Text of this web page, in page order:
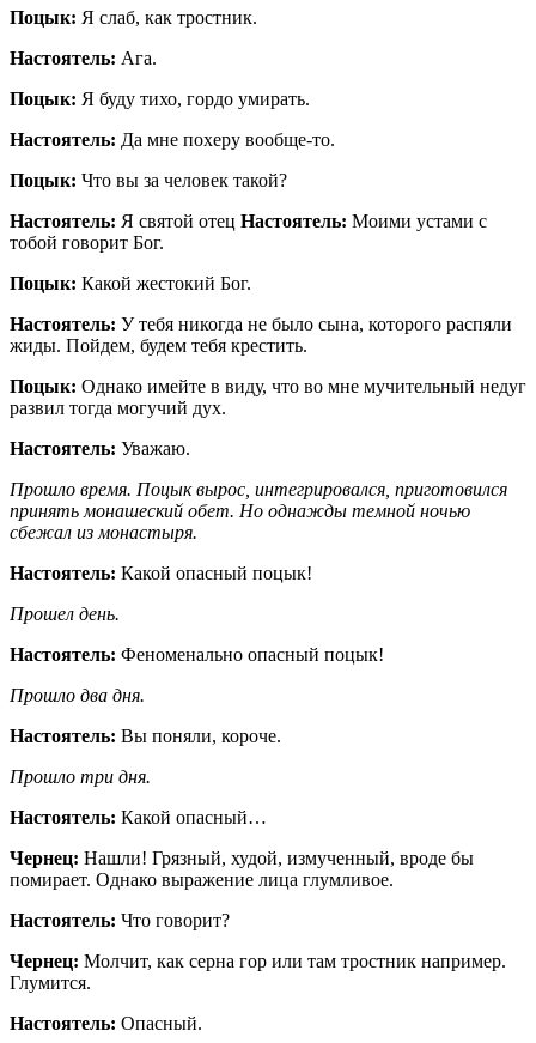
Поцык: Я слаб, как тростник.
Настоятель: Ага.
Поцык: Я буду тихо, гордо умирать.
Настоятель: Да мне похеру вообще-то.
Поцык: Что вы за человек такой?
Настоятель: Я святой отец Настоятель: Моими устами с
тобой говорит Бог.
Поцык: Какой жестокий Бог.
Настоятель: У тебя никогда не было сына, которого распяли
жиды. Пойдем, будем тебя крестить.
Поцык: Однако имейте в виду, что во мне мучительный недуг
развил тогда могучий дух.
Настоятель: Уважаю.
Прошло время. Поцык вырос, интегрировался, приготовился
принять монашеский обет. Но однажды темной ночью
сбежал из монастыря.
Настоятель: Какой опасный поцык!
Прошел день.
Настоятель: Феноменально опасный поцык!
Прошло два дня.
Настоятель: Вы поняли, короче.
Прошло три дня.
Настоятель: Какой опасный…
Чернец: Нашли! Грязный, худой, измученный, вроде бы
помирает. Однако выражение лица глумливое.
Настоятель: Что говорит?
Чернец: Молчит, как серна гор или там тростник например.
Глумится.
Настоятель: Опасный.